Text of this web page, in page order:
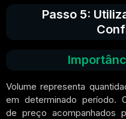
Passo 5:
Volume representa
em determinado período.
de preço acompanhados